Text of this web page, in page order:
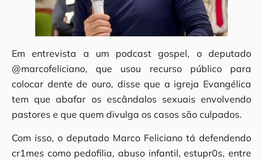
Em entrevista a um podcast gospel, o deputado
@marcofeliciano, que usou recurso público para
colocar dente de ouro, disse que a igreja Evangélica
tem que abafar os escândalos sexuais envolvendo
pastores e que quem divulga os casos são culpados.
Com isso, o deputado Marco Feliciano tá defendendo
cr1mes como pedofilia, abuso infantil, estupr0s, entre